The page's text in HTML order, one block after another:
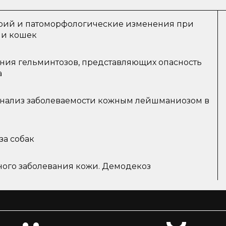
и патоморфологические изменения при
и кошек
гельминтозов, представляющих опасность
заболеваемости кожным лейшманиозом в
собак
заболевания кожи. Демодекоз